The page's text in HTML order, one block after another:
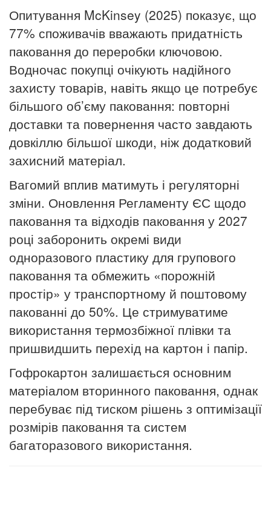
Опитування McKinsey (2025) показує, що
77% споживачів вважають придатність
паковання до переробки ключовою.
Водночас покупці очікують надійного
захисту товарів, навіть якщо це потребує
більшого об’єму паковання: повторні
доставки та повернення часто завдають
довкіллю більшої шкоди, ніж додатковий
захисний матеріал.
Вагомий вплив матимуть і регуляторні
зміни. Оновлення Регламенту ЄС щодо
паковання та відходів паковання у 2027
році заборонить окремі види
одноразового пластику для групового
паковання та обмежить «порожній
простір» у транспортному й поштовому
пакованні до 50%. Це стримуватиме
використання термозбіжної плівки та
пришвидшить перехід на картон і папір.
Гофрокартон залишається основним
матеріалом вторинного паковання, однак
перебуває під тиском рішень з оптимізації
розмірів паковання та систем
багаторазового використання.